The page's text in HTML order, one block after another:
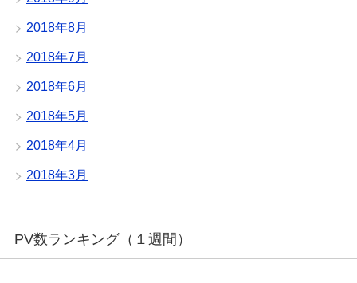
2018年8月
2018年7月
2018年6月
2018年5月
2018年4月
2018年3月
PV数ランキング（１週間）